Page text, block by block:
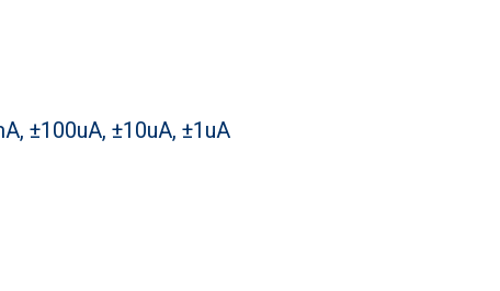
±100uA, ±10uA, ±1uA